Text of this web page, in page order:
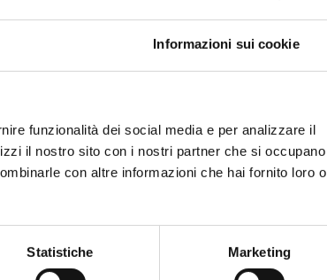
Informazioni sui cookie
funzionalità dei social media e per analizzare il
il nostro sito con i nostri partner che si occupano
con altre informazioni che hai fornito loro o
Statistiche Marketing